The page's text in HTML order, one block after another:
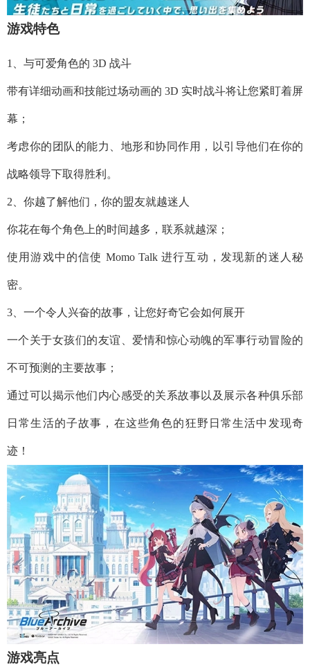
游戏特色
1、与可爱角色的 3D 战斗
带有详细动画和技能过场动画的 3D 实时战斗将让您紧盯着屏
幕；
考虑你的团队的能力、地形和协同作用，以引导他们在你的
战略领导下取得胜利。
2、你越了解他们，你的盟友就越迷人
你花在每个角色上的时间越多，联系就越深；
使用游戏中的信使 Momo Talk 进行互动，发现新的迷人秘
密。
3、一个令人兴奋的故事，让您好奇它会如何展开
一个关于女孩们的友谊、爱情和惊心动魄的军事行动冒险的
不可预测的主要故事；
通过可以揭示他们内心感受的关系故事以及展示各种俱乐部
日常生活的子故事，在这些角色的狂野日常生活中发现奇
迹！
游戏亮点